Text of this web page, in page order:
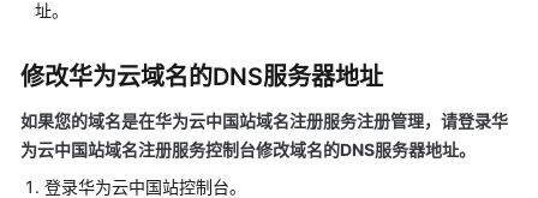
公
域
名
管
址。
修改华为云域名的DNS服务器地址
如果您的域名是在华为云中国站域名注册服务注册管理，请登录华
为云中国站域名注册服务控制台修改域名的DNS服务器地址。
登录华为云中国站控制台。